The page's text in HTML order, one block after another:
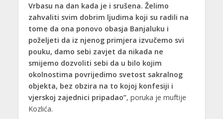
Vrbasu na dan kada je i srušena. Želimo
zahvaliti svim dobrim ljudima koji su radili na
tome da ona ponovo obasja Banjaluku i
poželjeti da iz njenog primjera izvučemo svi
pouku, damo sebi zavjet da nikada ne
smijemo dozvoliti sebi da u bilo kojim
okolnostima povrijedimo svetost sakralnog
objekta, bez obzira na to kojoj konfesiji i
vjerskoj zajednici pripadao”, poruka je muftije
Kozlića.